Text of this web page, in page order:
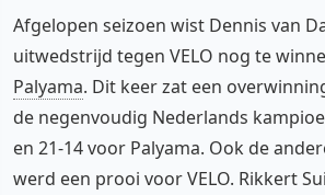
Afgelopen seizoen wist Dennis van
uitwedstrijd tegen VELO nog te
Palyama. Dit keer zat een
de negenvoudig Nederlands
en 21-14 voor Palyama. Ook de
werd een prooi voor VELO. Rikkert